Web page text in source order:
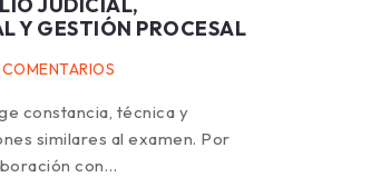
Y GESTIÓN PROCESAL
constancia, técnica y
similares al examen. Por
con…